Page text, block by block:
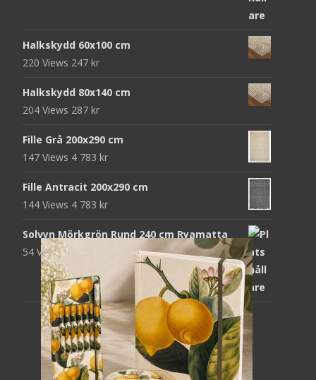
952 kr.
Halkskydd 60x100 cm
220 Views 247 kr
Halkskydd 80x140 cm
204 Views 287 kr
Fille Grå 200x290 cm
147 Views 4 783 kr
Fille Antracit 200x290 cm
144 Views 4 783 kr
Solvyn Mörkgrön Rund 240 cm Ryamatta
54 Views1 871